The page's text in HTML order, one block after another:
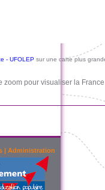
- UFOLEP sur une carte plus
zoom pour visualiser la
| Administration